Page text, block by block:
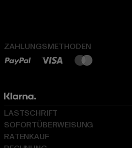
ZAHLUNGSMETHODEN
LASTSCHRIFT
SOFORTÜBERWEISUNG
RATENKAUF